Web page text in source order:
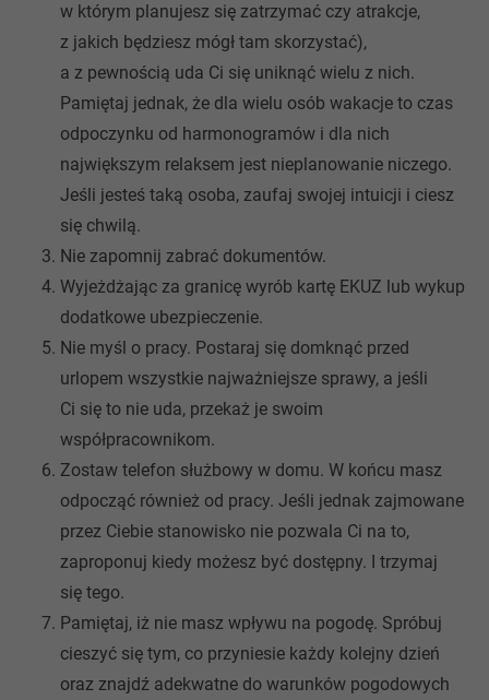
w którym planujesz się zatrzymać czy atrakcje,
z jakich będziesz mógł tam skorzystać),
a z pewnością uda Ci się uniknąć wielu z nich.
Pamiętaj jednak, że dla wielu osób wakacje to czas
odpoczynku od harmonogramów i dla nich
największym relaksem jest nieplanowanie niczego.
Jeśli jesteś taką osoba, zaufaj swojej intuicji i ciesz
się chwilą.
Nie zapomnij zabrać dokumentów.
Wyjeżdżając za granicę wyrób kartę EKUZ lub wykup
dodatkowe ubezpieczenie.
Nie myśl o pracy. Postaraj się domknąć przed
urlopem wszystkie najważniejsze sprawy, a jeśli
Ci się to nie uda, przekaż je swoim
współpracownikom.
Zostaw telefon służbowy w domu. W końcu masz
odpocząć również od pracy. Jeśli jednak zajmowane
przez Ciebie stanowisko nie pozwala Ci na to,
zaproponuj kiedy możesz być dostępny. I trzymaj
się tego.
Pamiętaj, iż nie masz wpływu na pogodę. Spróbuj
cieszyć się tym, co przyniesie każdy kolejny dzień
oraz znajdź adekwatne do warunków pogodowych